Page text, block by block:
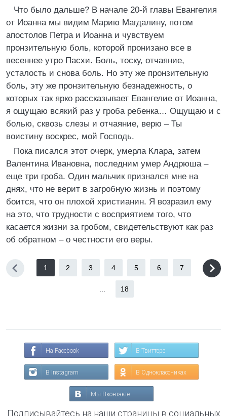
Что было дальше? В начале 20-й главы Евангелия
от Иоанна мы видим Марию Магдалину, потом
апостолов Петра и Иоанна и чувствуем
пронзительную боль, которой пронизано все в
весеннее утро Пасхи. Боль, тоску, отчаяние,
усталость и снова боль. Но эту же пронзительную
боль, эту же пронзительную безнадежность, о
которых так ярко рассказывает Евангелие от Иоанна,
я ощущаю всякий раз у гроба ребенка… Ощущаю и с
болью, сквозь слезы и отчаяние, верю – Ты
воистину воскрес, мой Господь.
Пока писался этот очерк, умерла Клара, затем
Валентина Ивановна, последним умер Андрюша –
еще три гроба. Один мальчик признался мне на
днях, что не верит в загробную жизнь и поэтому
боится, что он плохой христианин. Я возразил ему
на это, что трудности с восприятием того, что
касается жизни за гробом, свидетельствуют как раз
об обратном – о честности его веры.
1 2 3 4 5 6 7
18
На Facebook В Твиттере
В Instagram В Одноклассниках
Мы Вконтакте
Подписывайтесь на наши страницы в социальных